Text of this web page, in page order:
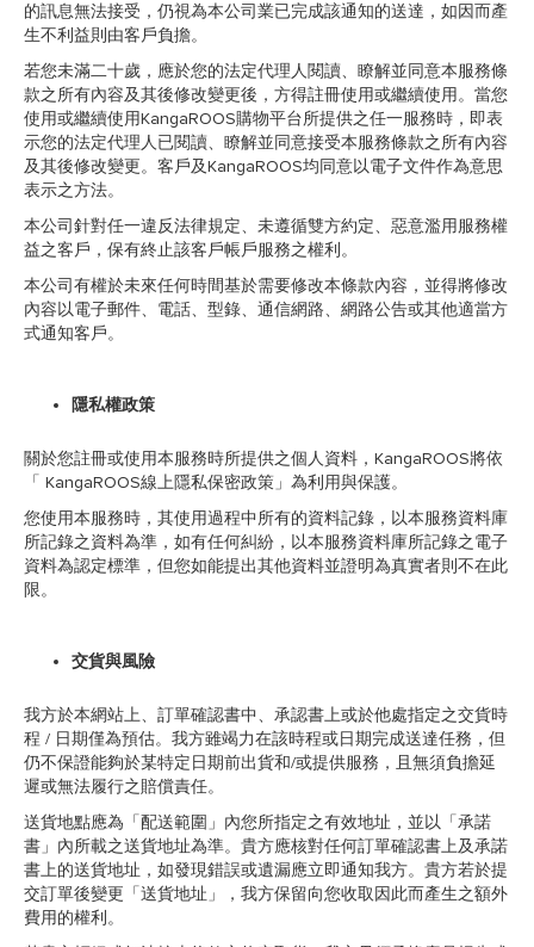
的訊息無法接受，仍視為本公司業已完成該通知的送達，如因而產
生不利益則由客戶負擔。
若您未滿二十歲，應於您的法定代理人閱讀、瞭解並同意本服務條
款之所有內容及其後修改變更後，方得註冊使用或繼續使用。當您
使用或繼續使用KangaROOS購物平台所提供之任一服務時，即表
示您的法定代理人已閱讀、瞭解並同意接受本服務條款之所有內容
及其後修改變更。客戶及KangaROOS均同意以電子文件作為意思
表示之方法。
本公司針對任一違反法律規定、未遵循雙方約定、惡意濫用服務權
益之客戶，保有終止該客戶帳戶服務之權利。
本公司有權於未來任何時間基於需要修改本條款內容，並得將修改
內容以電子郵件、電話、型錄、通信網路、網路公告或其他適當方
式通知客戶。
隱私權政策
關於您註冊或使用本服務時所提供之個人資料，KangaROOS將依
「 KangaROOS線上隱私保密政策」為利用與保護。
您使用本服務時，其使用過程中所有的資料記錄，以本服務資料庫
所記錄之資料為準，如有任何糾紛，以本服務資料庫所記錄之電子
資料為認定標準，但您如能提出其他資料並證明為真實者則不在此
限。
交貨與風險
我方於本網站上、訂單確認書中、承認書上或於他處指定之交貨時
程 / 日期僅為預估。我方雖竭力在該時程或日期完成送達任務，但
仍不保證能夠於某特定日期前出貨和/或提供服務，且無須負擔延
遲或無法履行之賠償責任。
送貨地點應為「配送範圍」內您所指定之有效地址，並以「承諾
書」內所載之送貨地址為準。貴方應核對任何訂單確認書上及承諾
書上的送貨地址，如發現錯誤或遺漏應立即通知我方。貴方若於提
交訂單後變更「送貨地址」，我方保留向您收取因此而產生之額外
費用的權利。